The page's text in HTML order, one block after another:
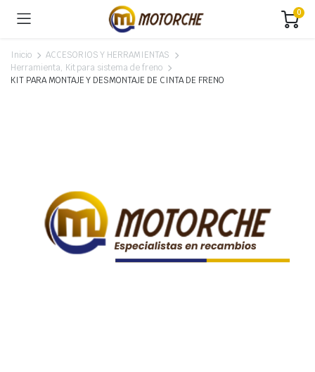
0
Inicio
ACCESORIOS Y HERRAMIENTAS
Herramienta, Kit para sistema de freno
KIT PARA MONTAJE Y DESMONTAJE DE CINTA DE FRENO